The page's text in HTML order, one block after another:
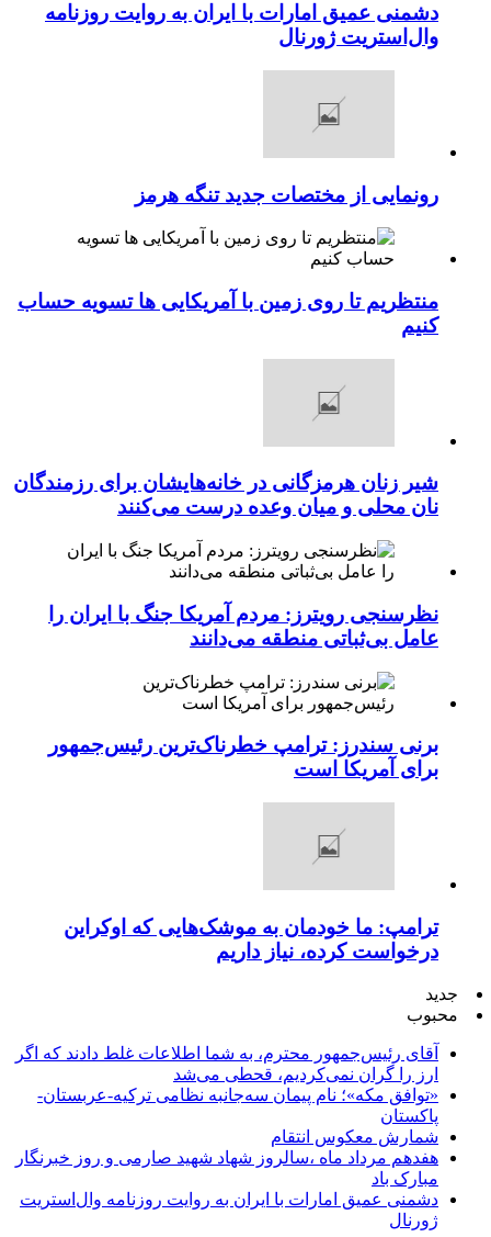
دشمنی عمیق امارات با ایران به روایت روزنامه
وال‌استریت ژورنال
رونمایی از مختصات جدید تنگه هرمز
منتظریم تا روی زمین با آمریکایی ها تسویه حساب
کنیم
شیر زنان هرمزگانی در خانه‌هایشان برای رزمندگان
نان محلی و میان وعده درست می‌کنند
نظرسنجی رویترز: مردم آمریکا جنگ با ایران را
عامل بی‌ثباتی منطقه می‌دانند
برنی سندرز: ترامپ خطرناک‌ترین رئیس‌جمهور
برای آمریکا است
ترامپ: ما خودمان به موشک‌هایی که اوکراین
درخواست کرده، نیاز داریم
جدید
محبوب
آقای رئیس‌جمهور محترم، به شما اطلاعات غلط دادند که اگر
ارز را گران نمی‌کردیم، قحطی می‌شد
«توافق مکه»؛ نام پیمان سه‌جانبه نظامی ترکیه-عربستان-
پاکستان
شمارش معکوس انتقام
هفدهم مرداد ماه ،سالروز شهاد شهید صارمی و روز خبرنگار
مبارک باد
دشمنی عمیق امارات با ایران به روایت روزنامه وال‌استریت
ژورنال